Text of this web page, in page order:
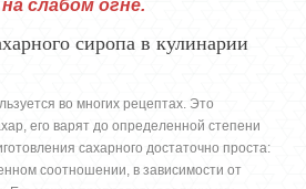
слабом огне.
сиропа в кулинарии
во многих рецептах. Это
его варят до определенной степени
сахарного достаточно проста:
соотношении, в зависимости от